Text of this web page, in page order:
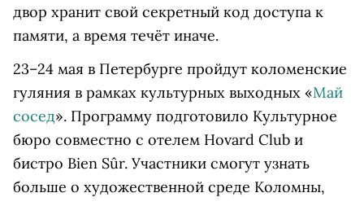
двор хранит свой секретный код доступа к
памяти, а время течёт иначе.
23–24 мая в Петербурге пройдут коломенские
гуляния в рамках культурных выходных «Май
сосед». Программу подготовило Культурное
бюро совместно с отелем Hovard Club и
бистро Bien Sûr. Участники смогут узнать
больше о художественной среде Коломны,